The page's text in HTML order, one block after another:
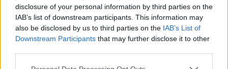
disclosure of your personal information by third parties on the
IAB’s list of downstream participants. This information may
also be disclosed by us to third parties on the IAB’s List of
Downstream Participants that may further disclose it to other
Please note that this website/app uses one or more Google
equipo dirigido por Steve Kerr, sin Curry, se enfrenta a los
Wolves en el Target Center. Todos los jugadores restantes
de ambos equipos están disponibles para el siguiente
partido de una serie al mejor de siete.